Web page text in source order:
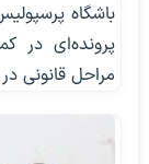
باشگاه
پرونده‌ای در
مراحل قانونی